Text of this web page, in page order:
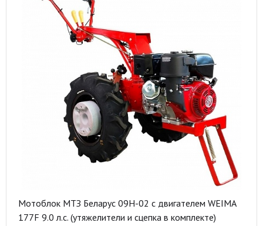
Мотоблок МТЗ Беларус 09Н-02 с двигателем WEIMA
177F 9.0 л.с. (утяжелители и сцепка в комплекте)